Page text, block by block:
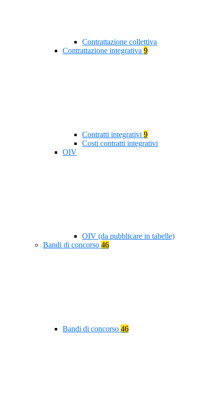
Contrattazione collettiva
Contrattazione integrativa 9
Contratti integrativi 9
Costi contratti integrativi
OIV
OIV (da pubblicare in tabelle)
Bandi di concorso 46
Bandi di concorso 46